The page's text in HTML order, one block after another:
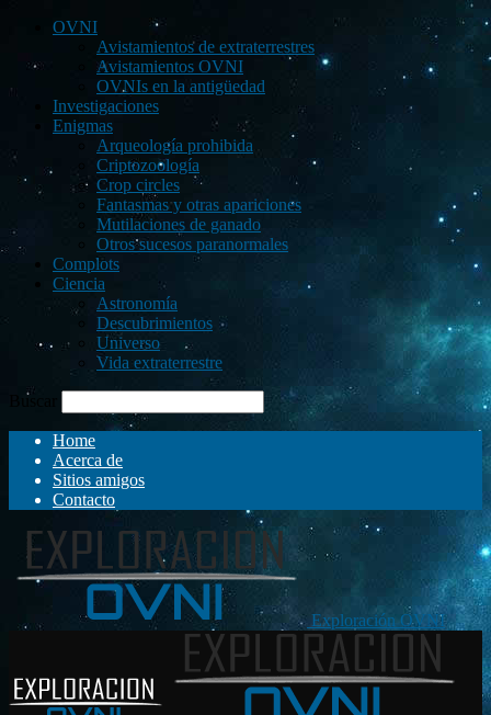
OVNI
Avistamientos de extraterrestres
Avistamientos OVNI
OVNIs en la antigüedad
Investigaciones
Enigmas
Arqueología prohibida
Criptozoología
Crop circles
Fantasmas y otras apariciones
Mutilaciones de ganado
Otros sucesos paranormales
Complots
Ciencia
Astronomía
Descubrimientos
Universo
Vida extraterrestre
Buscar
Home
Acerca de
Sitios amigos
Contacto
Exploración OVNI